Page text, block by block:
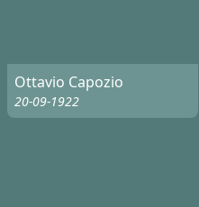
Ottavio Capozio
20-09-1922